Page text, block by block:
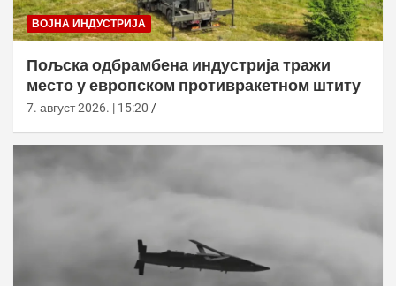
ВОЈНА ИНДУСТРИЈА
Пољска одбрамбена индустрија тражи
место у европском противракетном штиту
7. август 2026. | 15:20